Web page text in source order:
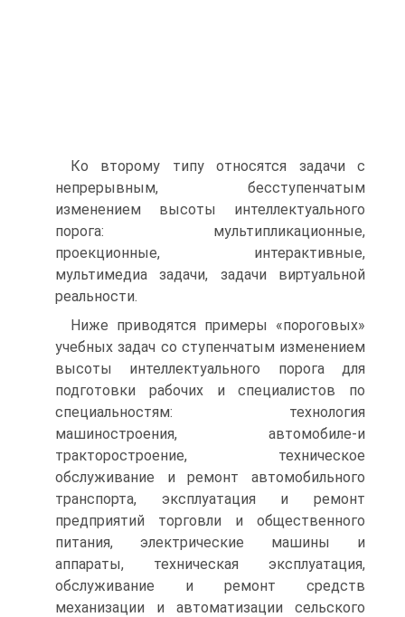
Ко второму типу относятся задачи с
непрерывным, бесступенчатым
изменением высоты интеллектуального
порога: мультипликационные,
проекционные, интерактивные,
мультимедиа задачи, задачи виртуальной
реальности.
Ниже приводятся примеры «пороговых»
учебных задач со ступенчатым изменением
высоты интеллектуального порога для
подготовки рабочих и специалистов по
специальностям: технология
машиностроения, автомобиле-и
тракторостроение, техническое
обслуживание и ремонт автомобильного
транспорта, эксплуатация и ремонт
предприятий торговли и общественного
питания, электрические машины и
аппараты, техническая эксплуатация,
обслуживание и ремонт средств
механизации и автоматизации сельского